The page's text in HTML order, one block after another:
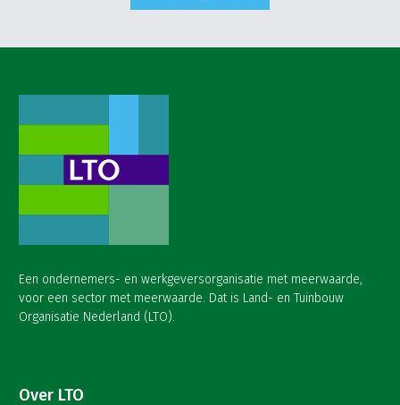
Een ondernemers- en werkgeversorganisatie met meerwaarde,
voor een sector met meerwaarde. Dat is Land- en Tuinbouw
Organisatie Nederland (LTO).
Over LTO